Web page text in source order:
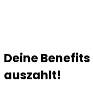
Deine Benefits
auszahlt!